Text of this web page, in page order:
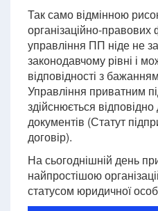
Так само відмінною
організаційно-
управління ПП ніде не
законодавчому рівні і
відповідності з
Управління приватним
здійснюється
документів (Статут
договір).
На сьогоднішній день
найпростішою
статусом юридичної